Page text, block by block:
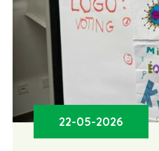
22-05-2026